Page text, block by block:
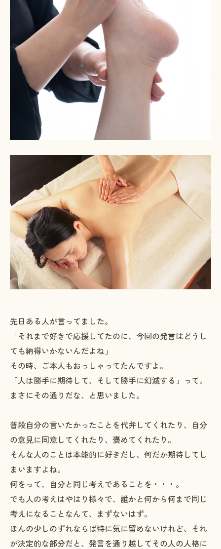
先日ある人が言ってました。
「それまで好きで応援してたのに、今回の発言はどうし
ても納得いかないんだよね」
その時、ご本人もおっしゃってたんですよ。
「人は勝手に期待して、そして勝手に幻滅する」って。
まさにその通りだな、と思いました。
普段自分の言いたかったことを代弁してくれたり、自分
の意見に同意してくれたり、褒めてくれたり。
そんな人のことは本能的に好きだし、何だか期待してし
まいますよね。
何をって、自分と同じ考えであることを・・・。
でも人の考えはやはり様々で、誰かと何から何まで同じ
考えになることなんて、まずないはず。
ほんの少しのずれならば特に気に留めないけれど、それ
が決定的な部分だと、発言を通り越してその人の人格に